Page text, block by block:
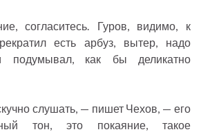
согласитесь. Гуров, видимо, к
есть арбуз, вытер, надо
подумывал, как бы деликатно
слушать, — пишет Чехов, — его
тон, это покаяние, такое